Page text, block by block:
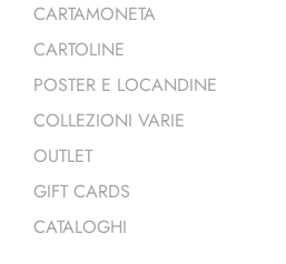
CARTAMONETA
CARTOLINE
POSTER E LOCANDINE
COLLEZIONI VARIE
OUTLET
GIFT CARDS
CATALOGHI